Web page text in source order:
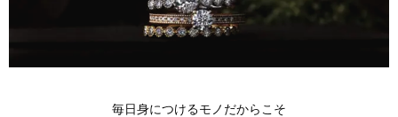
毎日身につけるモノだからこそ